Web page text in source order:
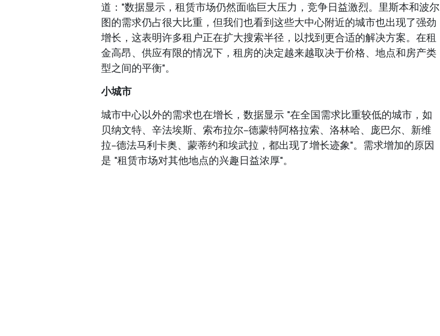
道："数据显示，租赁市场仍然面临巨大压力，竞争日益激烈。里斯本和波尔
图的需求仍占很大比重，但我们也看到这些大中心附近的城市也出现了强劲
增长，这表明许多租户正在扩大搜索半径，以找到更合适的解决方案。在租
金高昂、供应有限的情况下，租房的决定越来越取决于价格、地点和房产类
型之间的平衡"。
小城市
城市中心以外的需求也在增长，数据显示 "在全国需求比重较低的城市，如
贝纳文特、辛法埃斯、索布拉尔-德蒙特阿格拉索、洛林哈、庞巴尔、新维
拉-德法马利卡奥、蒙蒂约和埃武拉，都出现了增长迹象"。需求增加的原因
是 "租赁市场对其他地点的兴趣日益浓厚"。